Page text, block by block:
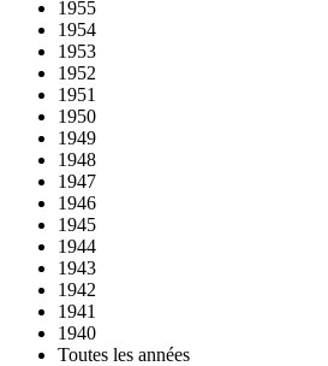
1955
1954
1953
1952
1951
1950
1949
1948
1947
1946
1945
1944
1943
1942
1941
1940
Toutes les années